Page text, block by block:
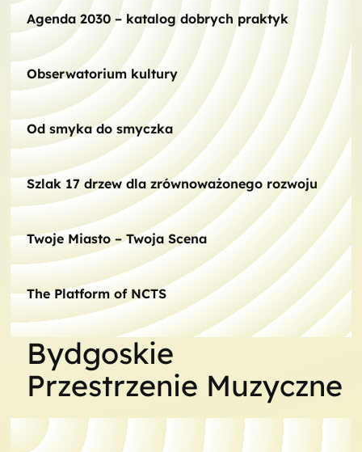
Agenda 2030 – katalog dobrych praktyk
Obserwatorium kultury
Od smyka do smyczka
Szlak 17 drzew dla zrównoważonego rozwoju
Twoje Miasto – Twoja Scena
The Platform of NCTS
Bydgoskie
Przestrzenie Muzyczne